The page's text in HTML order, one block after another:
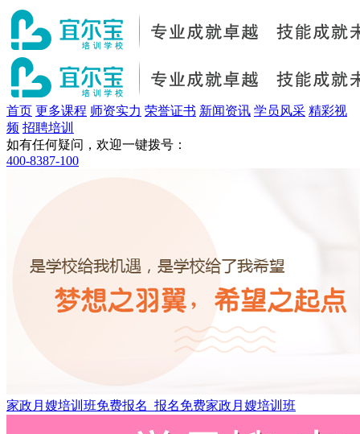
首页 更多课程 师资实力 荣誉证书 新闻资讯 学员风采 精彩视
频 招聘培训
如有任何疑问，欢迎一键拨号：
400-8387-100
家政月嫂培训班免费报名_报名免费家政月嫂培训班